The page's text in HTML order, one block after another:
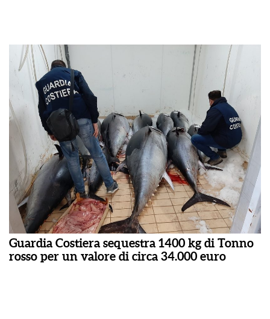
Guardia Costiera sequestra 1400 kg di Tonno
rosso per un valore di circa 34.000 euro